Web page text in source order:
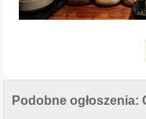
Podobne